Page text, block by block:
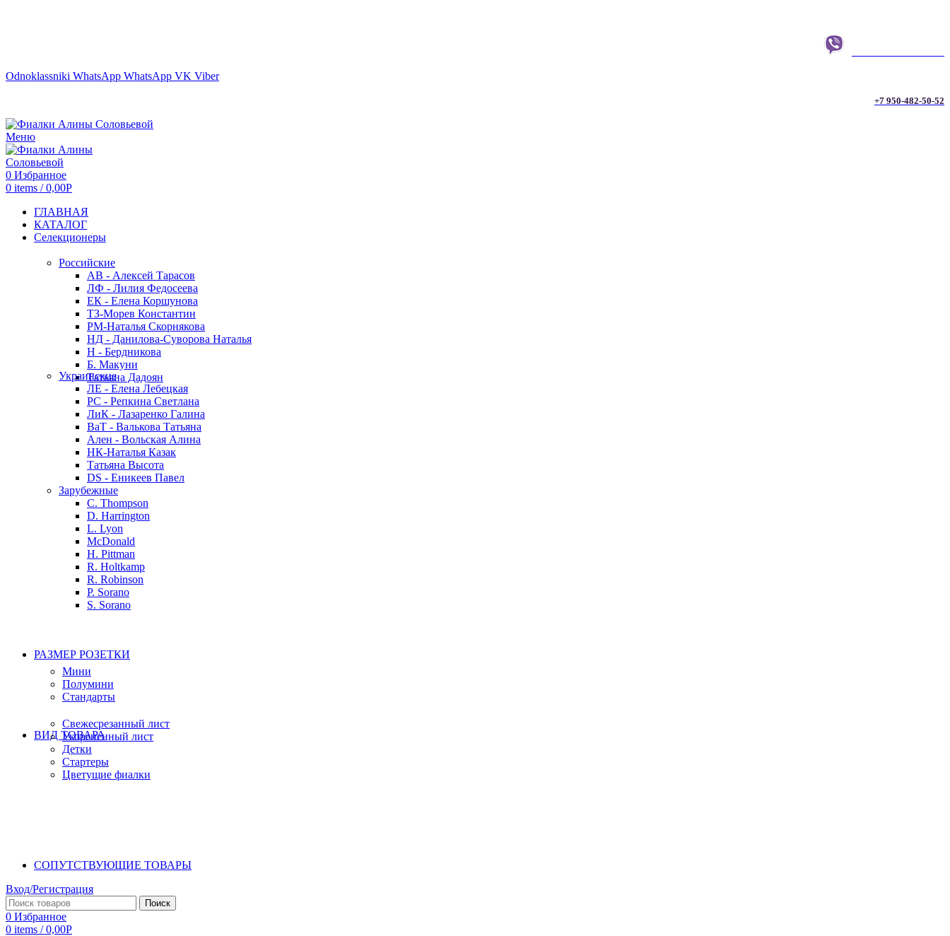
Odnoklassniki WhatsApp WhatsApp VK Viber
+7 950-482-50-52
Меню
0 Избранное
0 items / 0,00Р
ГЛАВНАЯ
КАТАЛОГ
Селекционеры
Российские
АВ - Алексей Тарасов
ЛФ - Лилия Федосеева
ЕК - Елена Коршунова
ТЗ-Морев Константин
РМ-Наталья Скорнякова
НД - Данилова-Суворова Наталья
Н - Бердникова
Б. Макуни
Татьяна Дадоян
Украинские
ЛЕ - Елена Лебецкая
РС - Репкина Светлана
ЛиК - Лазаренко Галина
ВаТ - Валькова Татьяна
Ален - Вольская Алина
НК-Наталья Казак
Татьяна Высота
DS - Еникеев Павел
Зарубежные
C. Thompson
D. Harrington
L. Lyon
McDonald
H. Pittman
R. Holtkamp
R. Robinson
P. Sorano
S. Sorano
РАЗМЕР РОЗЕТКИ
Мини
Полумини
Стандарты
ВИД ТОВАРА
Свежесрезанный лист
Укорененный лист
Детки
Стартеры
Цветущие фиалки
СОПУТСТВУЮЩИЕ ТОВАРЫ
Вход/Регистрация
Поиск
0 Избранное
0 items / 0,00Р